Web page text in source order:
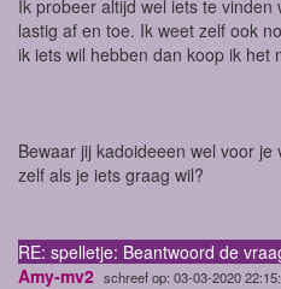
Ik probeer altijd wel iets te
lastig af en toe. Ik weet zelf ook
ik iets wil hebben dan koop ik het
Bewaar jij kadoideeen wel voor
zelf als je iets graag wil?
RE: spelletje: Beantwoord de
Amy-mv2 schreef op: 03-03-2020